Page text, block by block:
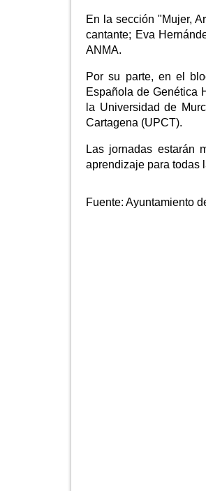
En la sección "Mujer,
cantante; Eva
ANMA.
Por su parte, en el
Española de Genética
la Universidad de
Cartagena (UPCT).
Las jornadas estarán
aprendizaje para todas
Fuente: Ayuntamiento